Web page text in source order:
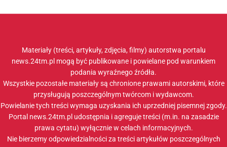
Materiały (treści, artykuły, zdjęcia, filmy) autorstwa portalu
news.24tm.pl mogą być publikowane i powielane pod warunkiem
podania wyraźnego źródła.
Wszystkie pozostałe materiały są chronione prawami autorskimi, które
przysługują poszczególnym twórcom i wydawcom.
Powielanie tych treści wymaga uzyskania ich uprzedniej pisemnej zgody.
Portal news.24tm.pl udostępnia i agreguje treści (m.in. na zasadzie
prawa cytatu) wyłącznie w celach informacyjnych.
Nie bierzemy odpowiedzialności za treści artykułów poszczególnych